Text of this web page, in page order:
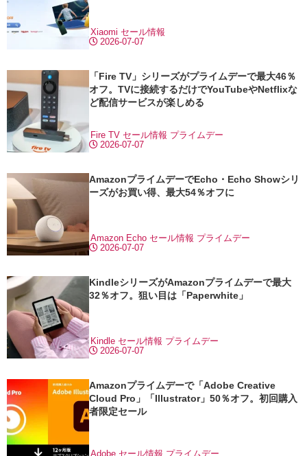
2026-07-07
Xiaomi セール情報
「Fire TV」シリーズがプライムデーで最大46％
オフ。TVに接続するだけでYouTubeやNetflixな
ど配信サービスが楽しめる
2026-07-07
Fire TV セール情報 プライムデー
AmazonプライムデーでEcho・Echo Showシリ
ーズがお買い得、最大54％オフに
2026-07-07
Amazon Echo セール情報 プライムデー
KindleシリーズがAmazonプライムデーで最大
32％オフ。狙い目は「Paperwhite」
2026-07-07
Kindle セール情報 プライムデー
Amazonプライムデーで「Adobe Creative
Cloud Pro」「Illustrator」50％オフ。初回購入
者限定セール
Adobe セール情報 プライムデー